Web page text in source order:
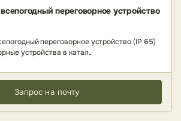
переговорное устройство
переговорное устройство (IP 65)
устройства в катал..
Запрос на почту